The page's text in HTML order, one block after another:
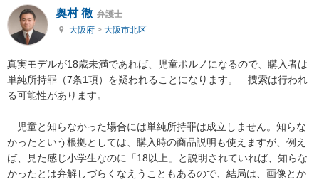
奥村 徹 弁護士
大阪府 > 大阪市北区
真実モデルが18歳未満であれば、児童ポルノになるので、購入者は
単純所持罪（7条1項）を疑われることになります。　捜索は行われ
る可能性があります。
児童と知らなかった場合には単純所持罪は成立しません。知らな
かったという根拠としては、購入時の商品説明も使えますが、例え
ば、見た感じ小学生なのに「18以上」と説明されていれば、知らな
かったとは弁解しづらくなえうこともあるので、結局は、画像とか